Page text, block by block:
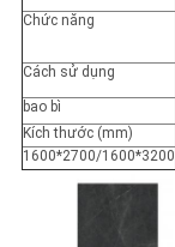
Chức năng
Cách sử dụng
bao bì
Kích thước (mm)
1600*2700/1600*3200